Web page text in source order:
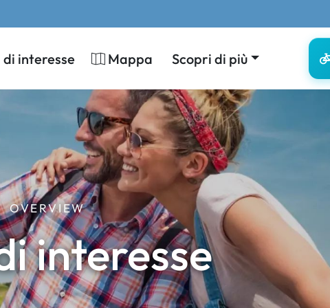
di interesse Mappa Scopri di più
OVERVIEW
interesse